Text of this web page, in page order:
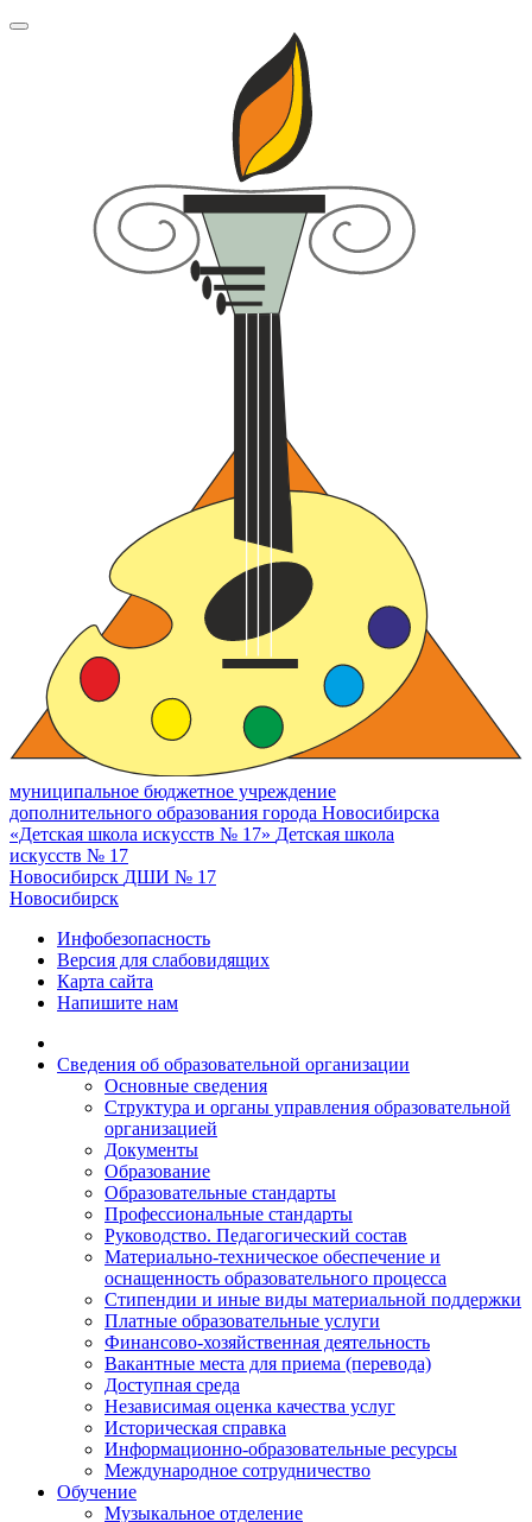
муниципальное бюджетное учреждение
дополнительного образования города Новосибирска
«Детская школа искусств № 17» Детская школа
искусств № 17
Новосибирск ДШИ № 17
Новосибирск
Инфобезопасность
Версия для слабовидящих
Карта сайта
Напишите нам
Сведения об образовательной организации
Основные сведения
Структура и органы управления образовательной
организацией
Документы
Образование
Образовательные стандарты
Профессиональные стандарты
Руководство. Педагогический состав
Материально-техническое обеспечение и
оснащенность образовательного процесса
Стипендии и иные виды материальной поддержки
Платные образовательные услуги
Финансово-хозяйственная деятельность
Вакантные места для приема (перевода)
Доступная среда
Независимая оценка качества услуг
Историческая справка
Информационно-образовательные ресурсы
Международное сотрудничество
Обучение
Музыкальное отделение